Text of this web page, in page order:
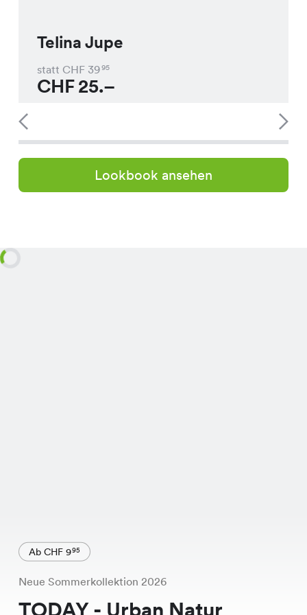
Telina Jupe
statt CHF 3995
CHF25.–
Lookbook ansehen
Ab CHF 995
Neue Sommerkollektion 2026
TODAY - Urban Natur